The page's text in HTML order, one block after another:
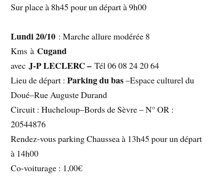
Sur place à 8h45 pour un départ à 9h00
Lundi 20/10 : Marche allure modérée 8
Kms à Cugand
avecJ-P LECLERC –Tél 06 08 24 20 64
Lieu de départ :Parking du bas–Espace culturel du
Doué–Rue Auguste Durand
Circuit : Hucheloup–Bords de Sèvre – N° OR :
20544876
Rendez-vous parking Chaussea à 13h45 pour un départ
à 14h00
Co-voiturage : 1,00€